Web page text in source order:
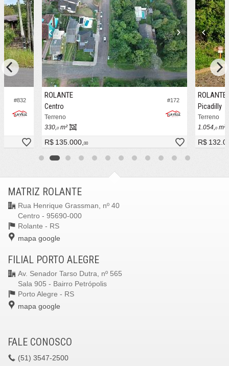
#832 #172
ROLANTE
Centro
Terreno
330,0m²
R$ 135.000, 00
ROLANTE
Picadilly
Terreno
1.054,0m²
R$
MATRIZ ROLANTE
Rua Henrique Grassman, nº 40
Centro - 95690-000
Rolante - RS
mapa google
FILIAL PORTO ALEGRE
Av. Senador Tarso Dutra, nº 565
Sala 905 - Bairro Petrópolis
Porto Alegre - RS
mapa google
FALE CONOSCO
(51) 3547-2500